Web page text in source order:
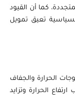
كما أن القيود
تعيق تمويل
الحرارة والجفاف
الحرارة وتزايد